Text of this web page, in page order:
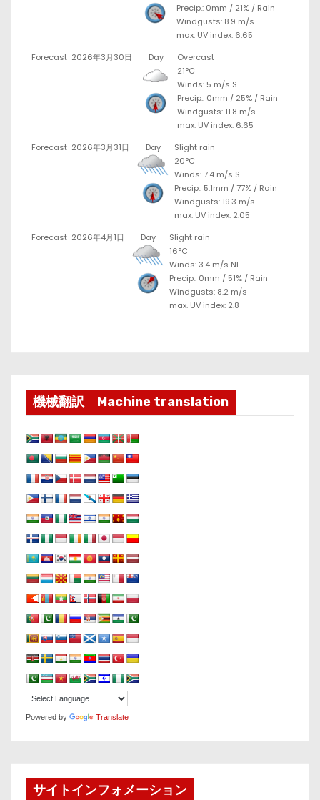
Precip.: 0mm / 21% / Rain
Windgusts: 8.9 m/s
max. UV index: 6.65
Forecast 2026年3月30日 Day
Overcast
21°C
Winds: 5 m/s S
Precip.: 0mm / 25% / Rain
Windgusts: 11.8 m/s
max. UV index: 6.65
Forecast 2026年3月31日 Day
Slight rain
20°C
Winds: 7.4 m/s S
Precip.: 5.1mm /77% / Rain
Windgusts: 19.3 m/s
max. UV index: 2.05
Forecast 2026年4月1日 Day
Slight rain
16°C
Winds: 3.4 m/s NE
Precip.: 0mm / 51% / Rain
Windgusts: 8.2 m/s
max. UV index: 2.8
機械翻訳 Machine translation
Powered by Translate
サイトインフォメーション